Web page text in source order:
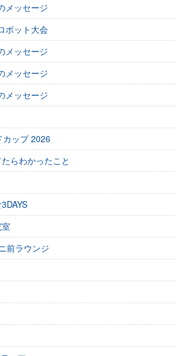
メッセージ
ボット大会
メッセージ
メッセージ
メッセージ
ップ 2026
らわかったこと
前ラウンジ